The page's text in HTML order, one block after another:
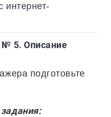
интернет-
№ 5. Описание
подготовьте